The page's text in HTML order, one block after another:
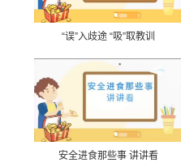
“误”入歧途 “吸”取教训
安全进食那些事 讲讲看